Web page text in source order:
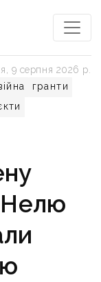
гранти
9 серпня 2026 р.
Нелю